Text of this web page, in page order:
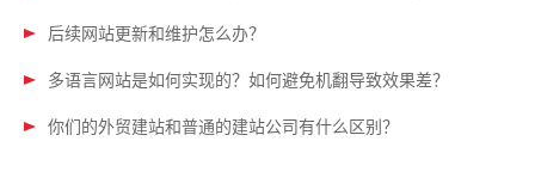
后续网站更新和维护怎么办？
多语言网站是如何实现的？如何避免机翻导致效果差？
你们的外贸建站和普通的建站公司有什么区别？